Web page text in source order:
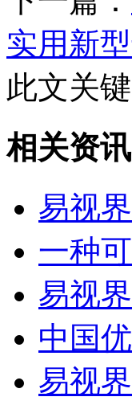
实用新
此文关键
相关资讯
易视
一种
易视
中国
易视